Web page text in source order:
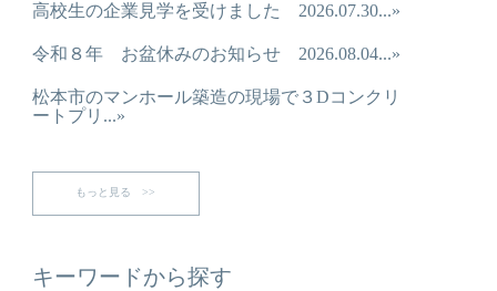
高校生の企業見学を受けました 2026.07.30...»
令和８年 お盆休みのお知らせ 2026.08.04...»
松本市のマンホール築造の現場で３Dコンクリ
ートプリ...»
もっと見る >>
キーワードから探す